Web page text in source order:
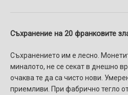
Съхранение на 20 франковите
Съхранението им е лесно.
миналото, не се секат в днешно
очаква те да са чисто нови.
приемливи. При фабрично тегло от